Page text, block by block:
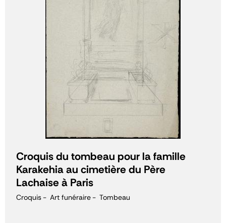
Croquis du tombeau pour la famille
Karakehia au cimetière du Père
Lachaise à Paris
Croquis Art funéraire Tombeau